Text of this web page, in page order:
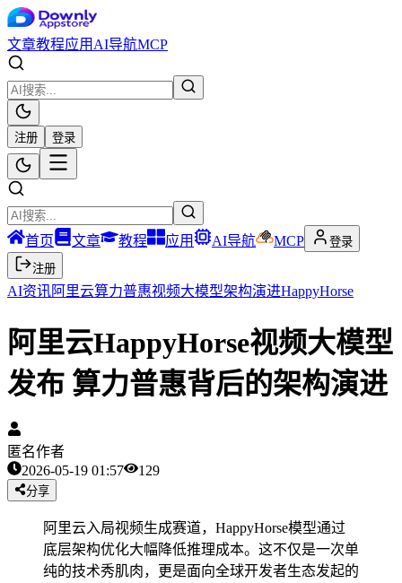
文章教程应用 AI导航MCP
注册 登录
首页 文章 教程 应用 AI导航 MCP
登录
注册
AI资讯阿里云算力普惠视频大模型架构演进HappyHorse
阿里云HappyHorse视频大模型
发布 算力普惠背后的架构演进
匿名作者
2026-05-19 01:57
129
分享
阿里云入局视频生成赛道，HappyHorse模型通过
底层架构优化大幅降低推理成本。这不仅是一次单
纯的技术秀肌肉，更是面向全球开发者生态发起的